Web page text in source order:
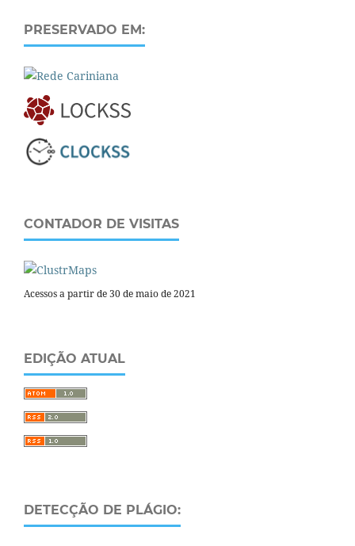
PRESERVADO EM:
CONTADOR DE VISITAS
Acessos a partir de 30 de maio de 2021
EDIÇÃO ATUAL
DETECÇÃO DE PLÁGIO: